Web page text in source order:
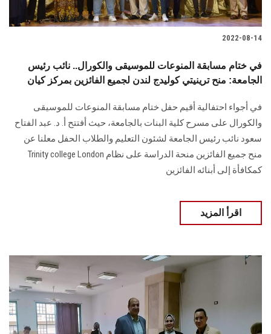
2022-08-14
في ختام مسابقة المنوعات للموسيقى والكورال.. نائب رئيس
الجامعة: منح ترينيتي كوليدج لندن لجميع الفائزين بمركز كيان
في أجواء احتفالية أقيم حفل ختام مسابقة المنوعات للموسيقى
والكورال على مسرح كلية البنات بالجامعة، حيث أفتتح أ. د. عبد الفتاح
سعود نائب رئيس الجامعة لشئون التعليم والطلاب الحفل معلنا عن
منح جميع الفائزين منحة الدراسة على نظام Trinity college London
كمكافأة إلى أبنائه الفائزين
اقرأ المزيد